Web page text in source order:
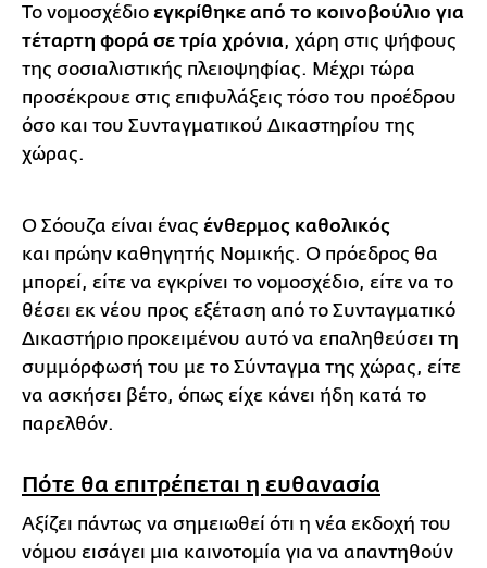
Το νομοσχέδιο εγκρίθηκε από το κοινοβούλιο για
τέταρτη φορά σε τρία χρόνια, χάρη στις ψήφους
της σοσιαλιστικής πλειοψηφίας. Μέχρι τώρα
προσέκρουε στις επιφυλάξεις τόσο του προέδρου
όσο και του Συνταγματικού Δικαστηρίου της
χώρας.
Ο Σόουζα είναι ένας ένθερμος καθολικός
και πρώην καθηγητής Νομικής. Ο πρόεδρος θα
μπορεί, είτε να εγκρίνει το νομοσχέδιο, είτε να το
θέσει εκ νέου προς εξέταση από το Συνταγματικό
Δικαστήριο προκειμένου αυτό να επαληθεύσει τη
συμμόρφωσή του με το Σύνταγμα της χώρας, είτε
να ασκήσει βέτο, όπως είχε κάνει ήδη κατά το
παρελθόν.
Πότε θα επιτρέπεται η ευθανασία
Αξίζει πάντως να σημειωθεί ότι η νέα εκδοχή του
νόμου εισάγει μια καινοτομία για να απαντηθούν